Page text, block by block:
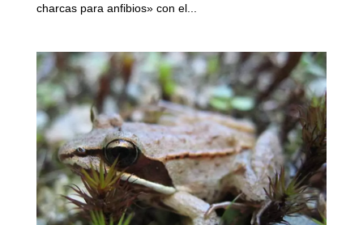
charcas para anfibios» con el...